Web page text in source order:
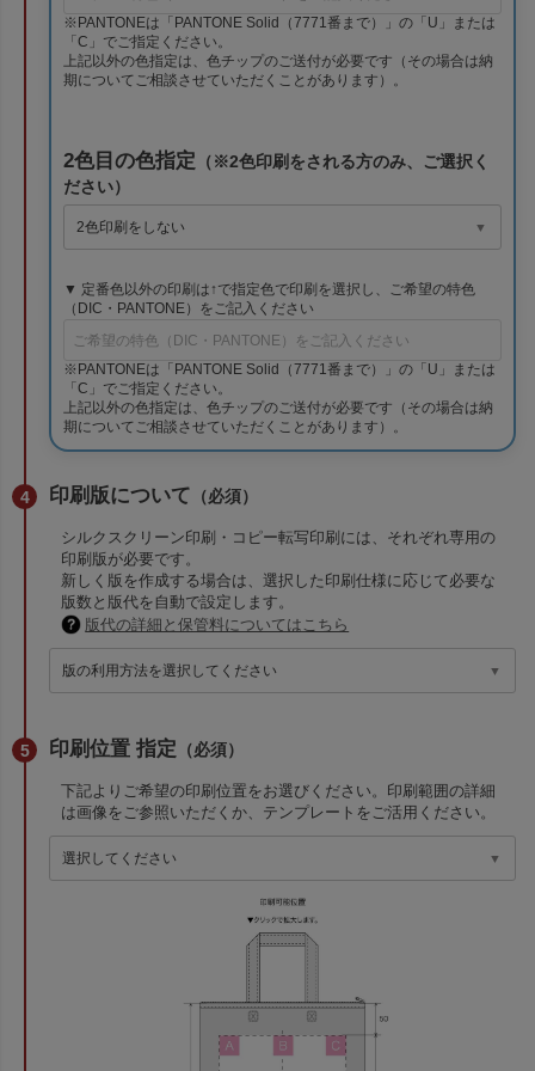
※PANTONEは「PANTONE Solid（7771番まで）」の「U」または
「C」でご指定ください。
上記以外の色指定は、色チップのご送付が必要です（その場合は納
期についてご相談させていただくことがあります）。
2色目の色指定 （※2色印刷をされる方のみ、ご選択く
ださい）
▼ 定番色以外の印刷は↑で指定色で印刷を選択し、ご希望の特色
（DIC・PANTONE）をご記入ください
※PANTONEは「PANTONE Solid（7771番まで）」の「U」または
「C」でご指定ください。
上記以外の色指定は、色チップのご送付が必要です（その場合は納
期についてご相談させていただくことがあります）。
印刷版について （必須）
シルクスクリーン印刷・コピー転写印刷には、それぞれ専用の
印刷版が必要です。
新しく版を作成する場合は、選択した印刷仕様に応じて必要な
版数と版代を自動で設定します。
版代の詳細と保管料についてはこちら
印刷位置 指定 （必須）
下記よりご希望の印刷位置をお選びください。印刷範囲の詳細
は画像をご参照いただくか、テンプレートをご活用ください。